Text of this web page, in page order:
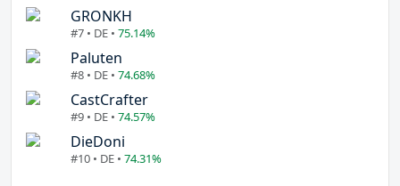
GRONKH
#7 • DE • 75.14%
Paluten
#8 • DE • 74.68%
CastCrafter
#9 • DE • 74.57%
DieDoni
#10 • DE • 74.31%